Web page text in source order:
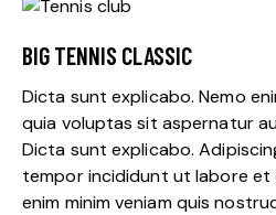
BIG TENNIS CLASSIC
Dicta sunt explicabo. Nemo
quia voluptas sit aspernatur
Dicta sunt explicabo.
tempor incididunt ut labore et
enim minim veniam quis